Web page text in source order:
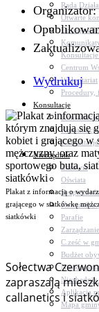
Rada
Otwarte
Dotacje
Centrum
Wolontariat
Konsultacje
Konsultacje
Niezbędnik
Zdrowie
Oświata
Parafie
C.ześć w
Budżet
Niezbędnik
Aplikacja
Mapa
Wydrukuj
Plakat z informacją o
grającego w siatkówkę
siatkówki
Sołectwa
zapraszają
callanetics i